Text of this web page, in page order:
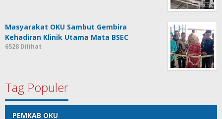
Masyarakat OKU Sambut Gembira
Kehadiran Klinik Utama Mata BSEC
6528 Dilihat
Tag Populer
PEMKAB OKU